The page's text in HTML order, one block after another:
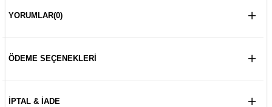
YORUMLAR(0)
ÖDEME SEÇENEKLERI
İPTAL & İADE